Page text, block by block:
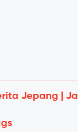
Jepang |